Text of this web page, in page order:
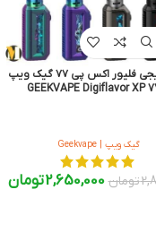
اکس پی ۷۷ گیک ویپ
GEEKVAPE Digiflavor XP
گیک ویپ | Geekvape
تومان 2,650,000تومان